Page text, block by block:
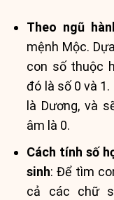
Theo ngũ
mệnh Mộc.
con số thuộc
đó là số 0 và
là Dương, và
âm là 0.
Cách tính số
sinh: Để tìm
cả các chữ